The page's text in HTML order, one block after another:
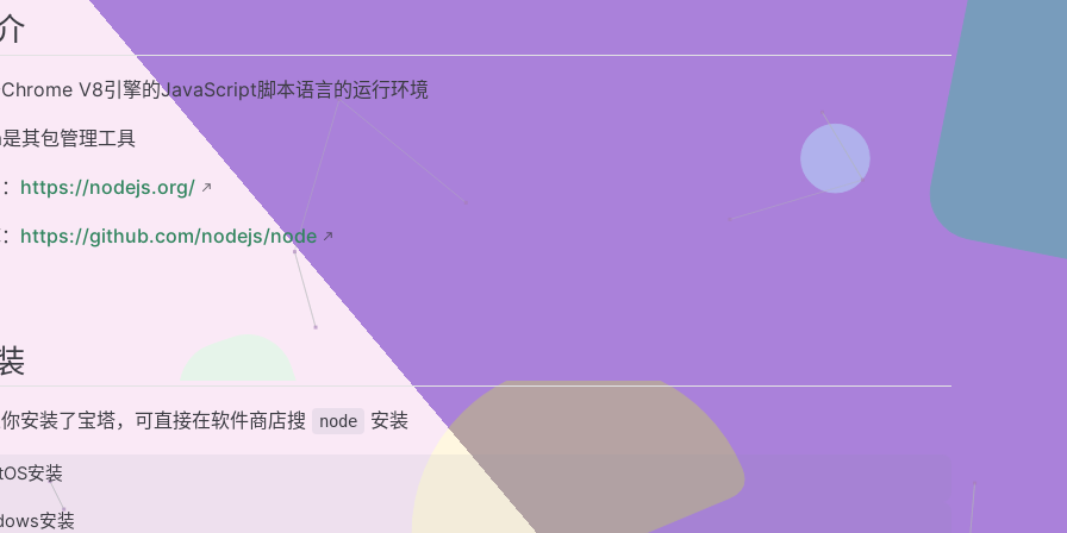
V8引擎的JavaScript脚本语言的运行环境
其包管理工具
https://nodejs.org/
https://github.com/nodejs/node
安装了宝塔，可直接在软件商店搜 node 安装
安装
安装